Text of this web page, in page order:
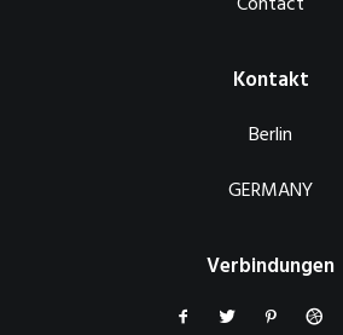
Kontakt
Berlin
GERMANY
Verbindungen